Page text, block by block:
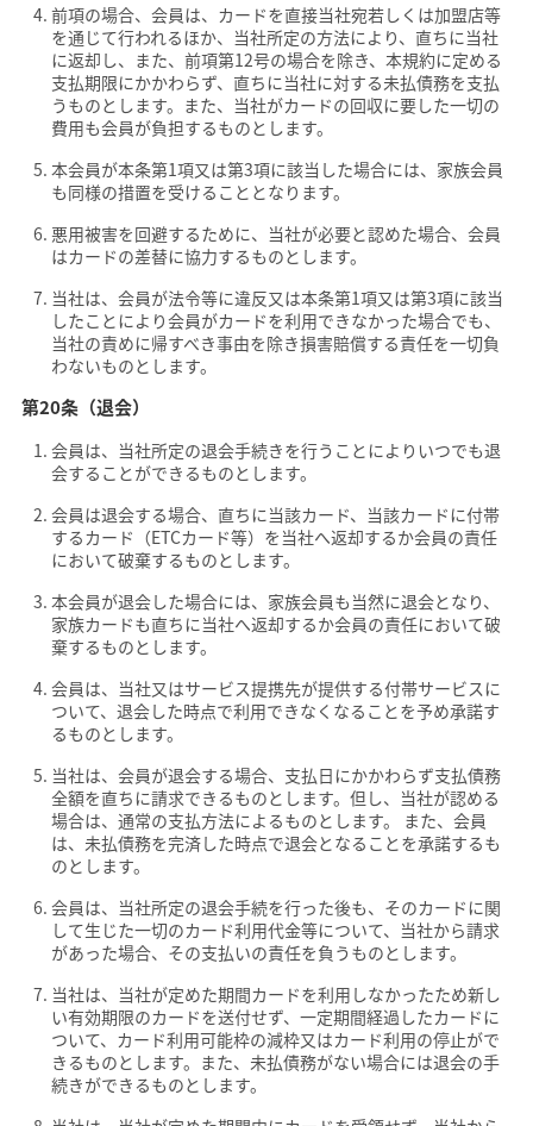
前項の場合、会員は、カードを直接当社宛若しくは加盟店等
を通じて行われるほか、当社所定の方法により、直ちに当社
に返却し、また、前項第12号の場合を除き、本規約に定める
支払期限にかかわらず、直ちに当社に対する未払債務を支払
うものとします。また、当社がカードの回収に要した一切の
費用も会員が負担するものとします。
本会員が本条第1項又は第3項に該当した場合には、家族会員
も同様の措置を受けることとなります。
悪用被害を回避するために、当社が必要と認めた場合、会員
はカードの差替に協力するものとします。
当社は、会員が法令等に違反又は本条第1項又は第3項に該当
したことにより会員がカードを利用できなかった場合でも、
当社の責めに帰すべき事由を除き損害賠償する責任を一切負
わないものとします。
第20条（退会）
会員は、当社所定の退会手続きを行うことによりいつでも退
会することができるものとします。
会員は退会する場合、直ちに当該カード、当該カードに付帯
するカード（ETCカード等）を当社へ返却するか会員の責任
において破棄するものとします。
本会員が退会した場合には、家族会員も当然に退会となり、
家族カードも直ちに当社へ返却するか会員の責任において破
棄するものとします。
会員は、当社又はサービス提携先が提供する付帯サービスに
ついて、退会した時点で利用できなくなることを予め承諾す
るものとします。
当社は、会員が退会する場合、支払日にかかわらず支払債務
全額を直ちに請求できるものとします。但し、当社が認める
場合は、通常の支払方法によるものとします。 また、会員
は、未払債務を完済した時点で退会となることを承諾するも
のとします。
会員は、当社所定の退会手続を行った後も、そのカードに関
して生じた一切のカード利用代金等について、当社から請求
があった場合、その支払いの責任を負うものとします。
当社は、当社が定めた期間カードを利用しなかったため新し
い有効期限のカードを送付せず、一定期間経過したカードに
ついて、カード利用可能枠の減枠又はカード利用の停止がで
きるものとします。また、未払債務がない場合には退会の手
続きができるものとします。